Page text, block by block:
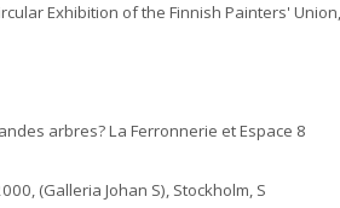
Exhibition of the Finnish Painters' Union,
arbres? La Ferronnerie et Espace 8
(Galleria Johan S), Stockholm, S